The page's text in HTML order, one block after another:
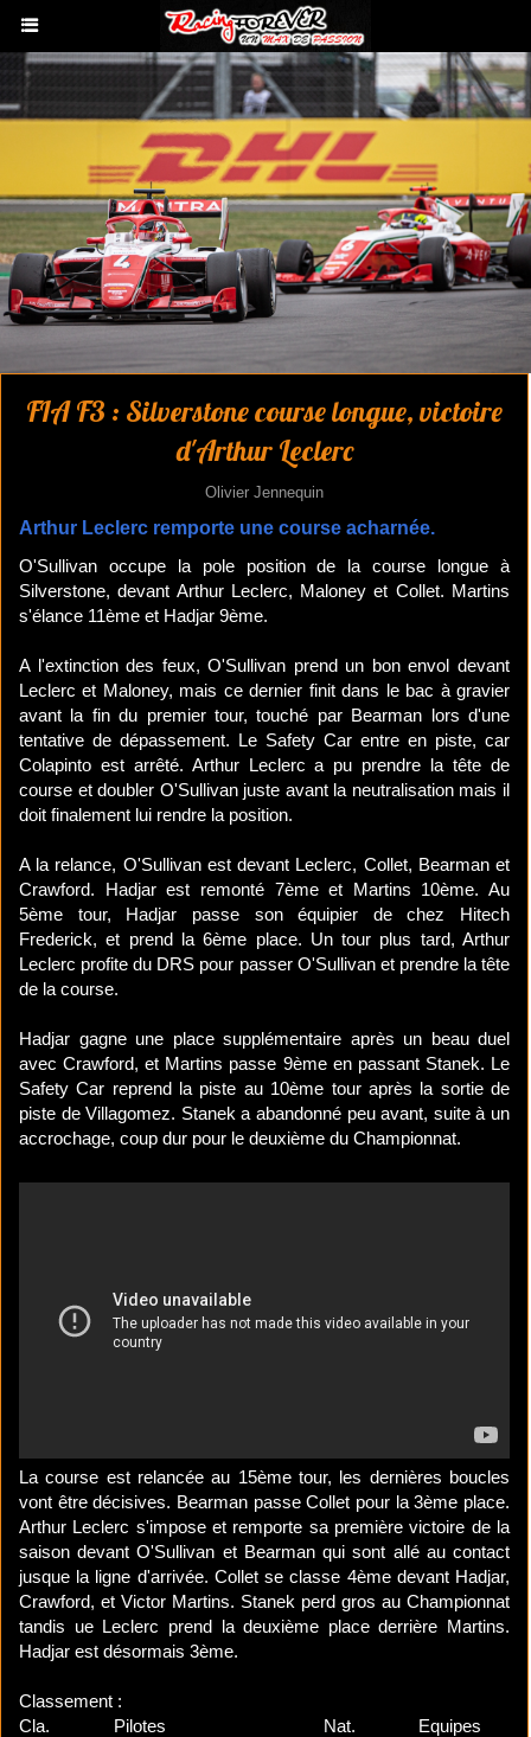
FIA F3 : Silverstone course longue, victoire
d'Arthur Leclerc
Olivier Jennequin
Arthur Leclerc remporte une course acharnée.
O'Sullivan occupe la pole position de la course longue à
Silverstone, devant Arthur Leclerc, Maloney et Collet. Martins
s'élance 11ème et Hadjar 9ème.
A l'extinction des feux, O'Sullivan prend un bon envol devant
Leclerc et Maloney, mais ce dernier finit dans le bac à gravier
avant la fin du premier tour, touché par Bearman lors d'une
tentative de dépassement. Le Safety Car entre en piste, car
Colapinto est arrêté. Arthur Leclerc a pu prendre la tête de
course et doubler O'Sullivan juste avant la neutralisation mais il
doit finalement lui rendre la position.
A la relance, O'Sullivan est devant Leclerc, Collet, Bearman et
Crawford. Hadjar est remonté 7ème et Martins 10ème. Au
5ème tour, Hadjar passe son équipier de chez Hitech
Frederick, et prend la 6ème place. Un tour plus tard, Arthur
Leclerc profite du DRS pour passer O'Sullivan et prendre la tête
de la course.
Hadjar gagne une place supplémentaire après un beau duel
avec Crawford, et Martins passe 9ème en passant Stanek. Le
Safety Car reprend la piste au 10ème tour après la sortie de
piste de Villagomez. Stanek a abandonné peu avant, suite à un
accrochage, coup dur pour le deuxième du Championnat.
La course est relancée au 15ème tour, les dernières boucles
vont être décisives. Bearman passe Collet pour la 3ème place.
Arthur Leclerc s'impose et remporte sa première victoire de la
saison devant O'Sullivan et Bearman qui sont allé au contact
jusque la ligne d'arrivée. Collet se classe 4ème devant Hadjar,
Crawford, et Victor Martins. Stanek perd gros au Championnat
tandis ue Leclerc prend la deuxième place derrière Martins.
Hadjar est désormais 3ème.
Classement :
Cla.
Pilotes Nat.
Equipes